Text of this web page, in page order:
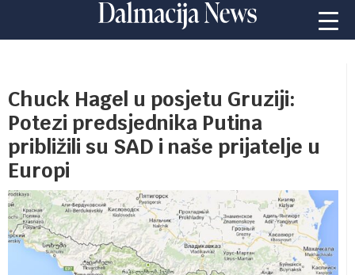
Chuck Hagel u posjetu Gruziji:
Potezi predsjednika Putina
približili su SAD i naše prijatelje u
Europi